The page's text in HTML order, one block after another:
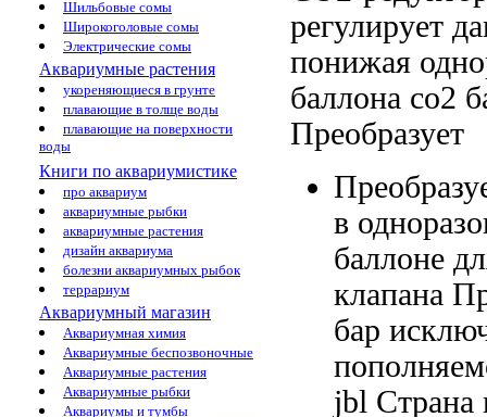
Шильбовые сомы
Широкоголовые сомы
Электрические сомы
Аквариумные растения
укореняющиеся в грунте
плавающие в толще воды
плавающие на поверхности
воды
Книги по аквариумистике
про аквариум
аквариумные рыбки
аквариумные растения
дизайн аквариума
болезни аквариумных рыбок
террариум
Аквариумный магазин
Аквариумная химия
Аквариумные беспозвоночные
Аквариумные растения
Аквариумные рыбки
Аквариумы и тумбы
регулирует
понижая
баллона co2
Преобразует
в
баллоне
клапана
бар
jbl Страна